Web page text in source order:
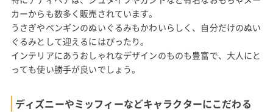
カーからも数多く販売されています。
うさぎやペンギンのぬいぐるみもかわいらしく、自分だけのぬい
ぐるみとして迎えるにはぴったり。
インテリアにあうおしゃれなデザインのものも豊富で、大人にと
っても使い勝手が良いでしょう。
ディズニーやミッフィーなどキャラクターにこだわる